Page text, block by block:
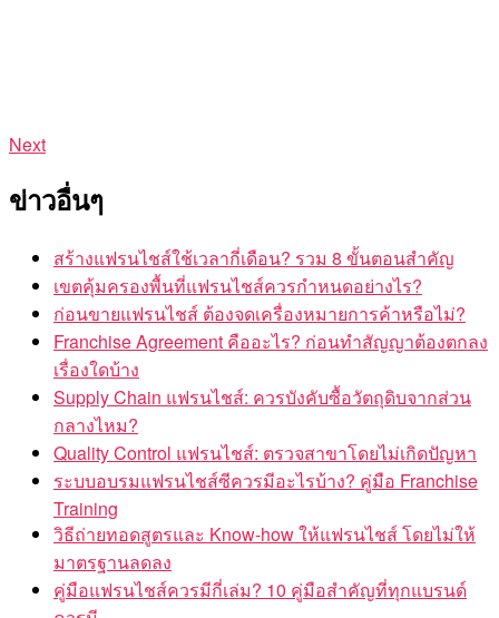
Next
ข่าวอื่นๆ
สร้างแฟรนไชส์ใช้เวลากี่เดือน? รวม 8 ขั้นตอนสำคัญ
เขตคุ้มครองพื้นที่แฟรนไชส์ควรกำหนดอย่างไร?
ก่อนขายแฟรนไชส์ ต้องจดเครื่องหมายการค้าหรือไม่?
Franchise Agreement คืออะไร? ก่อนทำสัญญาต้องตกลง
เรื่องใดบ้าง
Supply Chain แฟรนไชส์: ควรบังคับซื้อวัตถุดิบจากส่วน
กลางไหม?
Quality Control แฟรนไชส์: ตรวจสาขาโดยไม่เกิดปัญหา
ระบบอบรมแฟรนไชส์ซีควรมีอะไรบ้าง? คู่มือ Franchise
Training
วิธีถ่ายทอดสูตรและ Know-how ให้แฟรนไชส์ โดยไม่ให้
มาตรฐานลดลง
คู่มือแฟรนไชส์ควรมีกี่เล่ม? 10 คู่มือสำคัญที่ทุกแบรนด์